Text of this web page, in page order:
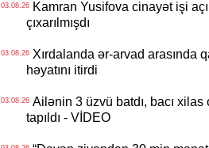
03.08.26Kamran Yusifova cinayət işi
çıxarılmışdı
03.08.26Xırdalanda ər-arvad arasında
həyatını itirdi
03.08.26Ailənin 3 üzvü batdı, bacı xilas
tapıldı - VİDEO